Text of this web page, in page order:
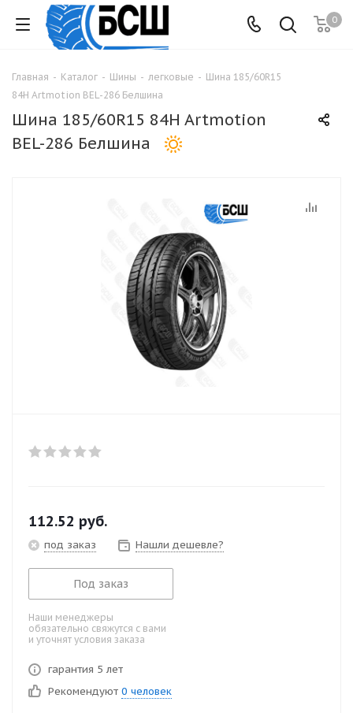
0
Главная - Каталог - Шины - легковые - Шина 185/60R15
84H Artmotion BEL-286 Белшина
Шина 185/60R15 84H Artmotion
BEL-286 Белшина
112.52 руб.
под заказ Нашли дешевле?
Под заказ
Наши менеджеры
обязательно свяжутся с вами
и уточнят условия заказа
гарантия 5 лет
Рекомендуют 0 человек